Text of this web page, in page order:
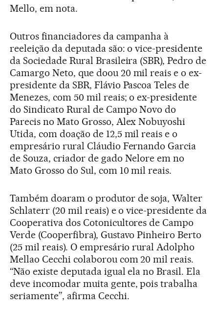
Mello, em nota.
Outros financiadores da campanha à
reeleição da deputada são: o vice-presidente
da Sociedade Rural Brasileira (SBR), Pedro de
Camargo Neto, que doou 20 mil reais e o ex-
presidente da SBR, Flávio Pascoa Teles de
Menezes, com 50 mil reais; o ex-presidente
do Sindicato Rural de Campo Novo do
Parecis no Mato Grosso, Alex Nobuyoshi
Utida, com doação de 12,5 mil reais e o
empresário rural Cláudio Fernando Garcia
de Souza, criador de gado Nelore em no
Mato Grosso do Sul, com 10 mil reais.
Também doaram o produtor de soja, Walter
Schlaterr (20 mil reais) e o vice-presidente da
Cooperativa dos Cotonicultores de Campo
Verde (Cooperfibra), Gustavo Pinheiro Berto
(25 mil reais). O empresário rural Adolpho
Mellao Cecchi colaborou com 20 mil reais.
“Não existe deputada igual ela no Brasil. Ela
deve incomodar muita gente, pois trabalha
seriamente”, afirma Cecchi.